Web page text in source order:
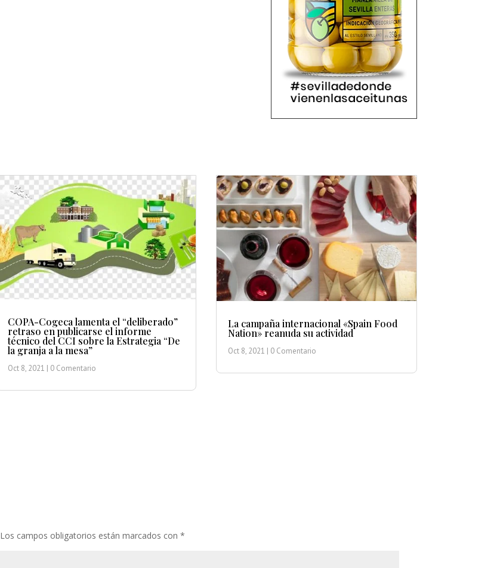
COPA-Cogeca lamenta el “deliberado”
retraso en publicarse el informe
técnico del CCI sobre la Estrategia “De
la granja a la mesa”
Oct 8, 2021 | 0 Comentario
La campaña internacional «Spain Food
Nation» reanuda su actividad
Oct 8, 2021 | 0 Comentario
Los campos obligatorios están marcados con*